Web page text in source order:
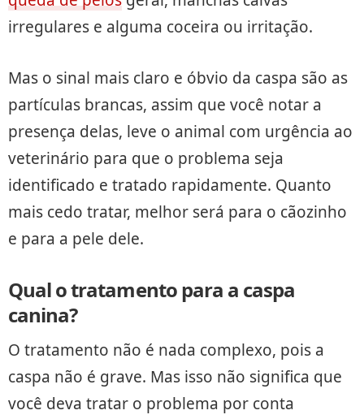
irregulares e alguma coceira ou irritação.
Mas o sinal mais claro e óbvio da caspa são as
partículas brancas, assim que você notar a
presença delas, leve o animal com urgência ao
veterinário para que o problema seja
identificado e tratado rapidamente. Quanto
mais cedo tratar, melhor será para o cãozinho
e para a pele dele.
Qual o tratamento para a caspa
canina?
O tratamento não é nada complexo, pois a
caspa não é grave. Mas isso não significa que
você deva tratar o problema por conta